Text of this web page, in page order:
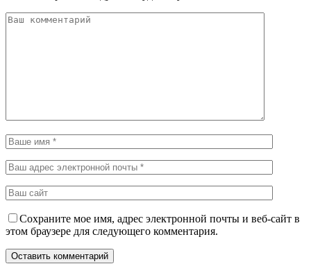
Сохраните мое имя, адрес электронной почты и веб-сайт в
этом браузере для следующего комментария.